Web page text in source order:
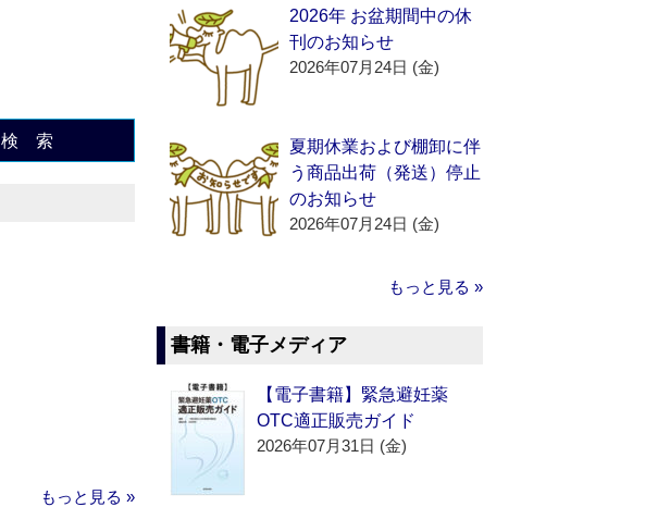
検 索
もっと見る »
2026年 お盆期間中の休
刊のお知らせ
2026年07月24日 (金)
夏期休業および棚卸に伴
う商品出荷（発送）停止
のお知らせ
2026年07月24日 (金)
もっと見る »
書籍・電子メディア
【電子書籍】緊急避妊薬
OTC適正販売ガイド
2026年07月31日 (金)